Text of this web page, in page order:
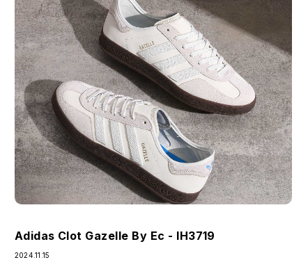
Adidas Clot Gazelle By Ec - IH3719
2024.11.15